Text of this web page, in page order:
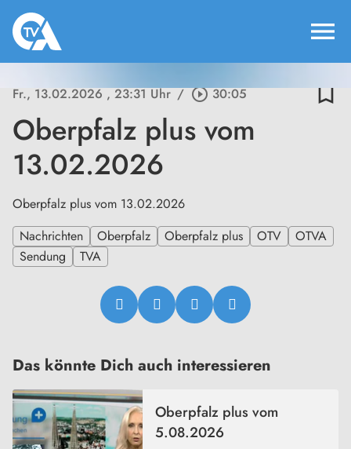
menu
Fr., 13.02.2026, 23:31 Uhr / play_circle_outline30:05 bookmark_border
Oberpfalz plus vom
13.02.2026
Oberpfalz plus vom 13.02.2026
Nachrichten
Oberpfalz Oberpfalz plus OTV
OTVA
Sendung
TVA
Das könnte Dich auch interessieren
Oberpfalz plus vom
5.08.2026